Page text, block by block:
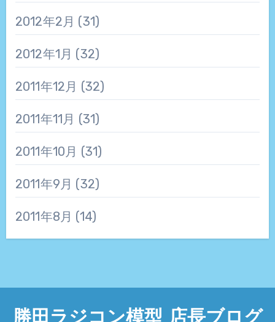
2012年2月 (31)
2012年1月 (32)
2011年12月 (32)
2011年11月 (31)
2011年10月 (31)
2011年9月 (32)
2011年8月 (14)